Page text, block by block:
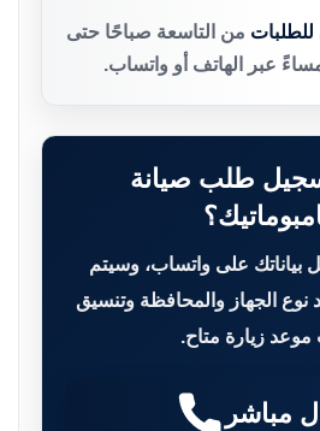
للطلبات من التاسعة صباحًا حتى
عبر الهاتف أو واتساب.
طلب صيانة
بياناتك على واتساب، وسيتم
نوع الجهاز والمحافظة وتنسيق
موعد زيارة متاح.
مباشر